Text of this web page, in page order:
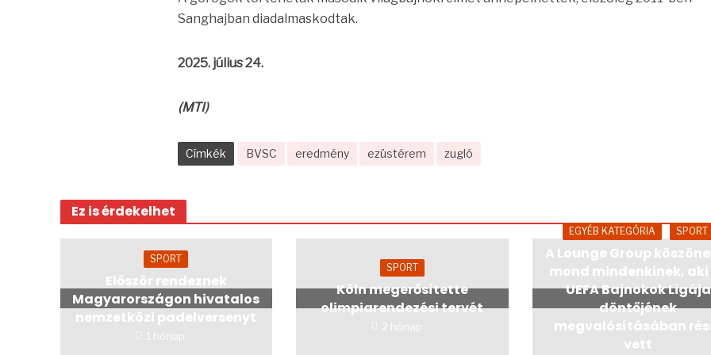
Sanghajban diadalmaskodtak.
2025. július 24.
(MTI)
Címkék BVSC eredmény ezüstérem zugló
Ez is érdekelhet
SPORT
Először rendeznek
Magyarországon hivatalos
nemzetközi padelversenyt
1 hónap
SPORT
Köln megerősítette
olimpiarendezési tervét
2 hónap
EGYÉB KATEGÓRIA SPORT
A Lounge Group
mond mindenkinek, aki
UEFA Bajnokok Ligája
döntőjének
megvalósításában
vett